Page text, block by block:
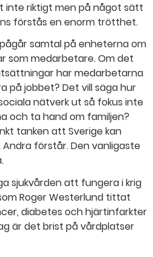
inte riktigt men på något sätt
förstås en enorm trötthet.
samtal på enheterna om
som medarbetare. Om det
har medarbetarna
på jobbet? Det vill säga hur
nätverk ut så fokus inte
och ta hand om familjen?
tanken att Sverige kan
förstår. Den vanligaste
sjukvården att fungera i krig
Roger Westerlund tittat
diabetes och hjärtinfarkter
är det brist på vårdplatser